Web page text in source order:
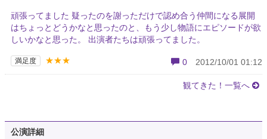
頑張ってました 疑ったのを謝っただけで認め合う仲間になる展開
はちょっとどうかなと思ったのと、もう少し物語にエピソードが欲
しいかなと思った。 出演者たちは頑張ってました。
満足度 ★★★ 0 2012/10/01 01:12
観てきた！一覧へ
公演詳細